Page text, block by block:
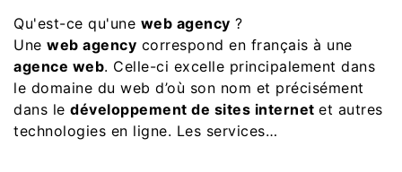
Qu'est-ce qu'une web agency ?
Une web agency correspond en français à une
agence web. Celle-ci excelle principalement dans
le domaine du web d’où son nom et précisément
dans le développement de sites internet et autres
technologies en ligne. Les services…